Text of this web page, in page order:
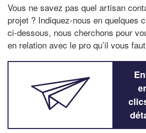
Vous ne savez pas quel artisan
projet ? Indiquez-nous en quelques
ci-dessous, nous cherchons pour
en relation avec le pro qu’il vous